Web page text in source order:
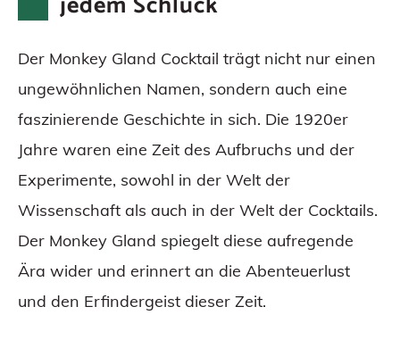
Der Monkey Gland Cocktail trägt nicht nur einen
ungewöhnlichen Namen, sondern auch eine
faszinierende Geschichte in sich. Die 1920er
Jahre waren eine Zeit des Aufbruchs und der
Experimente, sowohl in der Welt der
Wissenschaft als auch in der Welt der Cocktails.
Der Monkey Gland spiegelt diese aufregende
Ära wider und erinnert an die Abenteuerlust
und den Erfindergeist dieser Zeit.